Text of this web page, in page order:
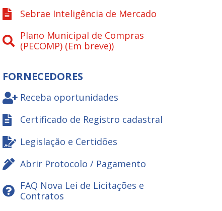
Sebrae Inteligência de Mercado
Plano Municipal de Compras
(PECOMP) (Em breve))
FORNECEDORES
Receba oportunidades
Certificado de Registro cadastral
Legislação e Certidões
Abrir Protocolo / Pagamento
FAQ Nova Lei de Licitações e
Contratos